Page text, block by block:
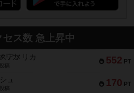
セス数 急上昇中
552 PT
アメリカ
稿
170 PT
ュ
稿